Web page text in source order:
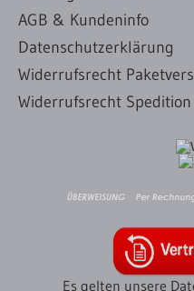
AGB & Kundeninfo
Datenschutzerklärung
Widerrufsrecht
Widerrufsrecht Spedition
Es gelten unsere